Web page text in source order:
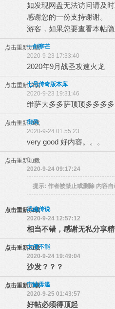
如发现网盘无法访问请及
感谢您的一份支持谢谢。
游客，如果您要查看本帖
点击重新加载
一剑寒芒
2020-9-23 17:33:40
2020年9月战圣攻速火龙
点击重新加载七号传奇版本库
2020-9-23 19:31:46
维萨大多多萨顶顶多多多
点击重新加载
御风
2020-9-24 01:55:23
very good 好内容。。。
点击重新加载
0
2020-9-24 09:17:24
提示: 作者被禁止或删除 内容自
点击重新加载
武魂传说
2020-9-24 12:57:12
相当不错，感谢无私分享精
点击重新加载
大便不能
2020-9-24 19:49:04
沙发？？？
点击重新加载
宁缺毋滥
2020-9-25 01:43:57
好帖必须得顶起